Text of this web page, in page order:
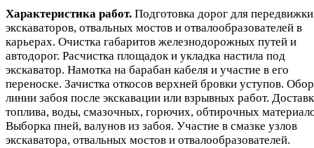
Характеристика работ. Подготовка дорог для передвижки
экскаваторов, отвальных мостов и отвалообразователей в
карьерах. Очистка габаритов железнодорожных путей и
автодорог. Расчистка площадок и укладка настила под
экскаватор. Намотка на барабан кабеля и участие в его
переноске. Зачистка откосов верхней бровки уступов.
линии забоя после экскавации или взрывных работ.
топлива, воды, смазочных, горючих, обтирочных
Выборка пней, валунов из забоя. Участие в смазке узлов
экскаватора, отвальных мостов и отвалообразователей.